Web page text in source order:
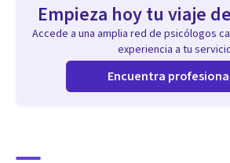
Empieza hoy tu viaje
Accede a una amplia red de psicólogos
experiencia a tu
Encuentra